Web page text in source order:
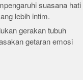
suasana hati
lebih intim.
gerakan tubuh
getaran emosi